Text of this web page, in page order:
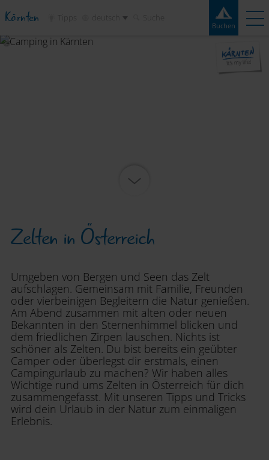
Kärnten Buchen
Zelten in Österreich
Umgeben von Bergen und Seen das Zelt
aufschlagen. Gemeinsam mit Familie, Freunden
oder vierbeinigen Begleitern die Natur genießen.
Am Abend zusammen mit alten oder neuen
Bekannten in den Sternenhimmel blicken und
dem friedlichen Zirpen lauschen. Nichts ist
schöner als Zelten. Du bist bereits ein geübter
Camper oder überlegst dir erstmals, einen
Campingurlaub zu machen? Wir haben alles
Wichtige rund ums Zelten in Österreich für dich
zusammengefasst. Mit unseren Tipps und Tricks
wird dein Urlaub in der Natur zum einmaligen
Erlebnis.